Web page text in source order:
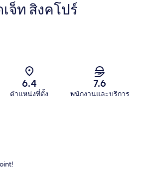
จ็ท สิงคโปร์
6.4
ตำแหน่งที่ตั้ง
7.6
พนักงานและบริการ